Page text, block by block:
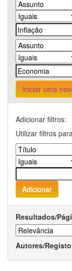
Iniciar uma
Adicionar filtros:
Utilizar filtros
Resultados/
Autores/Registo